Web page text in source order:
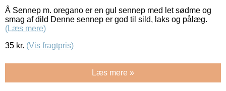
Â Sennep m. oregano er en gul sennep med let sødme og
smag af dild Denne sennep er god til sild, laks og pålæg.
(Læs mere)
35 kr. (Vis fragtpris)
Læs mere »